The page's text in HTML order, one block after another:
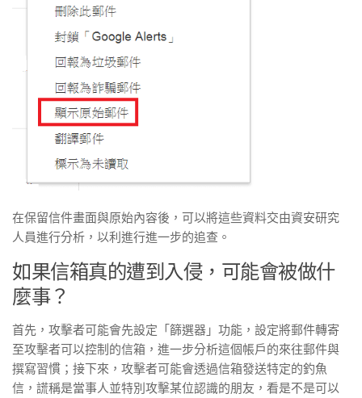
在保留信件畫面與原始內容後，可以將這些資料交由資安研究
人員進行分析，以利進行進一步的追查。
如果信箱真的遭到入侵，可能會被做什
麼事？
首先，攻擊者可能會先設定「篩選器」功能，設定將郵件轉寄
至攻擊者可以控制的信箱，進一步分析這個帳戶的來往郵件與
撰寫習慣；接下來，攻擊者可能會透過信箱發送特定的釣魚
信，謊稱是當事人並特別攻擊某位認識的朋友，看是不是可以